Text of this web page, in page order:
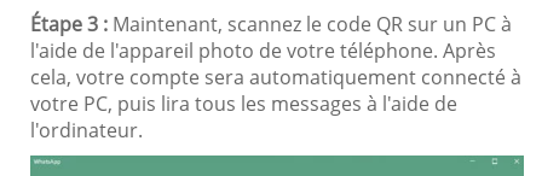
Étape 3 : Maintenant, scannez le code QR sur un PC à
l'aide de l'appareil photo de votre téléphone. Après
cela, votre compte sera automatiquement connecté à
votre PC, puis lira tous les messages à l'aide de
l'ordinateur.